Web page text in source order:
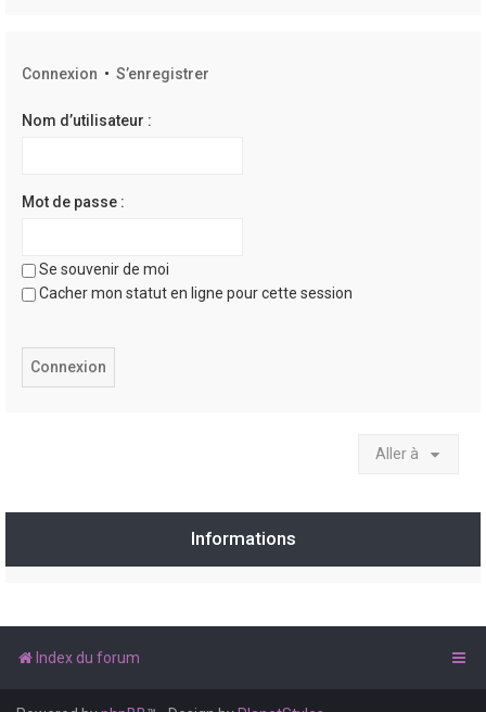
Connexion • S’enregistrer
Nom d’utilisateur :
Mot de passe :
Se souvenir de moi
Cacher mon statut en ligne pour cette session
Aller à
Informations
Index du forum